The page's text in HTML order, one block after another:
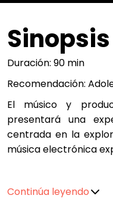
Sinopsis
Duración: 90 min
Recomendación:
El músico y
presentará una
centrada en la
música electrónica
secuenciadores,
Continúa leyendo